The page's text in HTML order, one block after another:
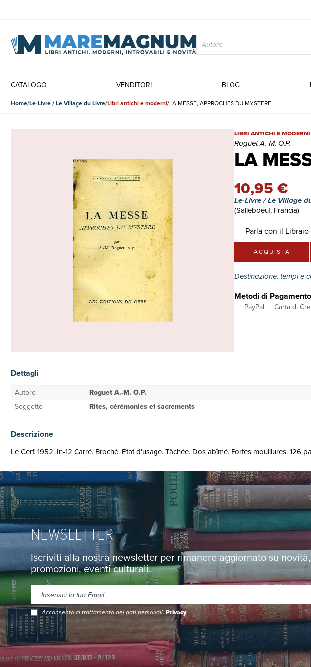
CATALOGO VENDITORI BLOG
Home Le-Livre / Le Village du Livre Libri antichi e moderni LA MESSE, APPROCHES DU MYSTERE
LA
LA MESSE,
LIBRI ANTICHI E MODERNI
Roguet A.-M. O.P.
10,95 €
Le-Livre / Le Village
(Salleboeuf, Francia)
Parla con il Libraio
ACQUISTA
Destinazione, tempi e
Metodi di Pagamento
PayPal Carta di
Dettagli
Autore
Roguet A.-M. O.P.
Soggetto
Rites, cérémonies et sacrements
Descrizione
Le Cerf. 1952. In-12 Carré. Broché. Etat d'usage. Tâchée. Dos abîmé. Fortes mouillures. 126
NEWSLETTER
Iscriviti alla nostra newsletter per rimanere aggiornato su novità,
promozioni, eventi culturali.
Acconsento al trattamento dei dati personali.Privacy